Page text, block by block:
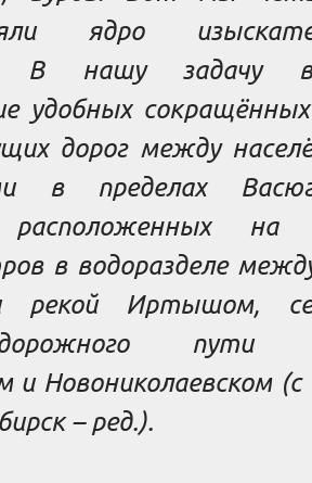
ядро
В нашу задачу
удобных
дорог между
в пределах
на
в водоразделе
Иртышом,
пути
и Новониколаевском(с
– ред.).